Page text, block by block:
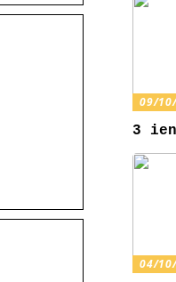
09/
3
04/